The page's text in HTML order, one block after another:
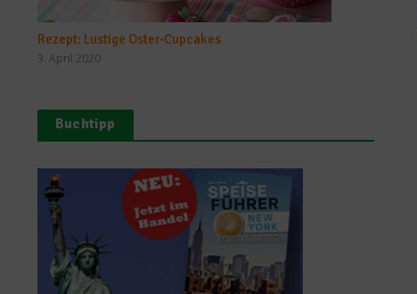
Rezept: Lustige Oster-Cupcakes
3. April 2020
Buchtipp